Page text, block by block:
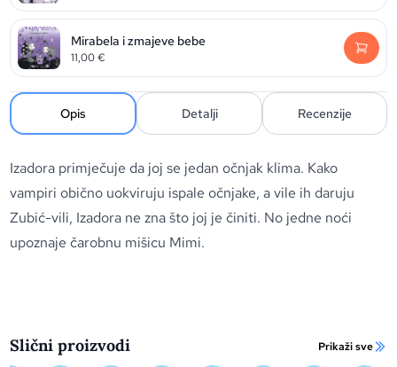
Mirabela i zmajeve bebe
11,00€
Opis Detalji Recenzije
Izadora primječuje da joj se jedan očnjak klima. Kako
vampiri obično uokviruju ispale očnjake, a vile ih daruju
Zubić-vili, Izadora ne zna što joj je činiti. No jedne noći
upoznaje čarobnu mišicu Mimi.
Slični proizvodi Prikaži sve